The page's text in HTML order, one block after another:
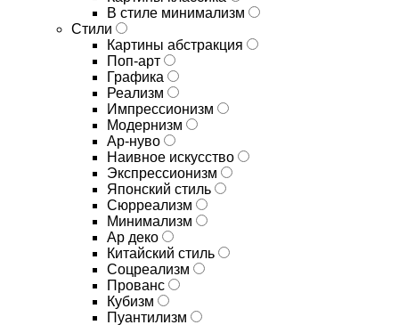
В стиле минимализм
Стили
Картины абстракция
Поп-арт
Графика
Реализм
Импрессионизм
Модернизм
Ар-нуво
Наивное искусство
Экспрессионизм
Японский стиль
Сюрреализм
Минимализм
Ар деко
Китайский стиль
Соцреализм
Прованс
Кубизм
Пуантилизм